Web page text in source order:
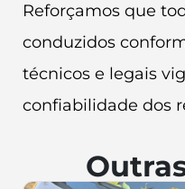
Reforçamos que
conduzidos
técnicos e legais
confiabilidade dos